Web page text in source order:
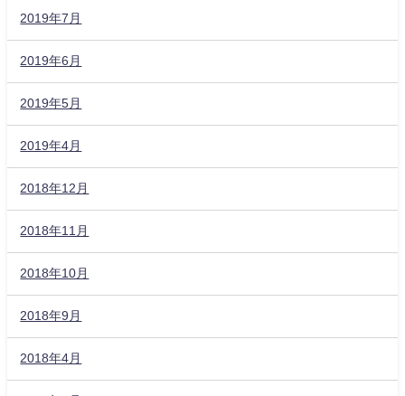
2019年7月
2019年6月
2019年5月
2019年4月
2018年12月
2018年11月
2018年10月
2018年9月
2018年4月